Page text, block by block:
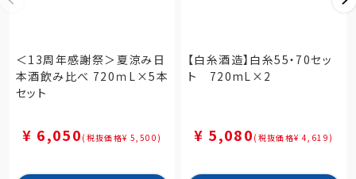
＜13周年感謝祭＞夏涼み日
本酒飲み比べ 720ｍL×5本
セット
¥ 6,050 (税抜価格¥ 5,500)
【白糸酒造】白糸55・70セッ
ト 720mL×2
¥ 5,080 (税抜価格¥ 4,619)